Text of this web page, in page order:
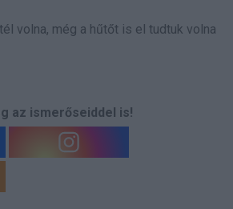
volna, még a hűtőt is el tudtuk volna
az ismerőseiddel is!